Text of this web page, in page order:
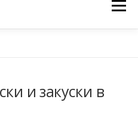
Меню
СТАТЬИ
и закуски в